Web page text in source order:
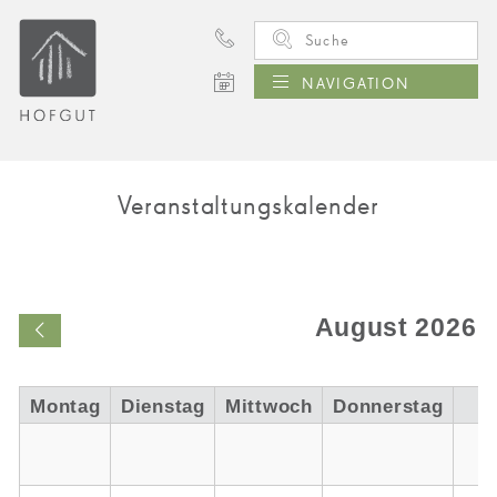
NAVIGATION
Veranstaltungskalender
August 2026
Montag Dienstag Mittwoch Donnerstag